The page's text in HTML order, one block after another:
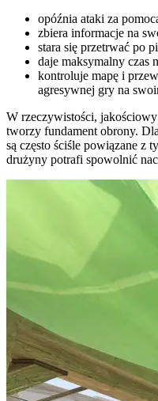
opóźnia ataki za
zbiera informacje na
stara się przetrwać po
daje maksymalny czas
kontroluje mapę i
agresywnej gry na
W rzeczywistości,
tworzy fundament obrony.
są często ściśle powiązane z
drużyny potrafi spowolnić